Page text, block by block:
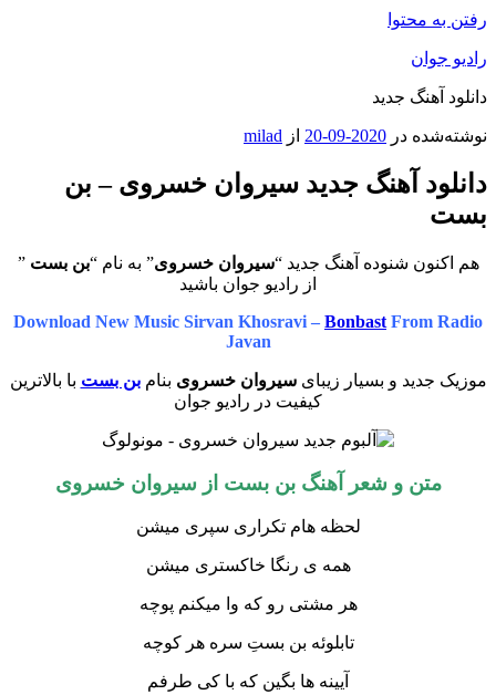
رفتن به محتوا
رادیو جوان
دانلود آهنگ جدید
نوشته‌شده در 2020-09-20 از milad
دانلود آهنگ جدید سیروان خسروی – بن
بست
هم اکنون شنوده آهنگ جدید “سیروان خسروی” به نام “بن بست ”
از رادیو جوان باشید
Download New Music Sirvan Khosravi – Bonbast From Radio
Javan
موزیک جدید و بسیار زیبایسیروان خسروی بنام بن بست با بالاترین
کیفیت در رادیو جوان
متن و شعر آهنگ بن بست از سیروان خسروی
لحظه هام تکراری سپری میشن
همه ی رنگا خاکستری میشن
هر مشتی رو که وا میکنم پوچه
تابلوئه بن بستِ سره هر کوچه
آیینه ها بگین که با کی طرفم